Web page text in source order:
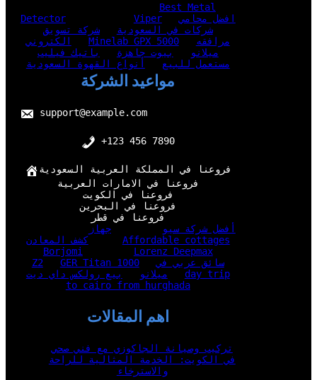
Best Metal
Detector
Viper
افضل محامي
شركات في السعودية
شركة تسويق
الكتروني
Minelab GPX 5000
مرافقه
ميلانو
بيوت جاهزة
باتيك فيليب
مستعمل للبيع
أنواع القهوة السعودية
مواعيد الشركة
support@example.com
+123 456 7890
فروعنا في المملكة العربية السعودية
فروعنا في الامارات العربية
فروعنا في الكويت
فروعنا في البحرين
فروعنا في قطر
أفضل شركة سيو
جهاز
كشف المعادن
Affordable cottages
Borjomi
Lorenz Deepmax
Z2
GER Titan 1000
سائق عربي في
ميلانو
بيع رولكس داي ديت
day trip
to cairo from hurghada
اهم المقالات
تركيب وصيانة الجاكوزي مع فني صحي
في الكويت: الخدمة المثالية للراحة
والاسترخاء